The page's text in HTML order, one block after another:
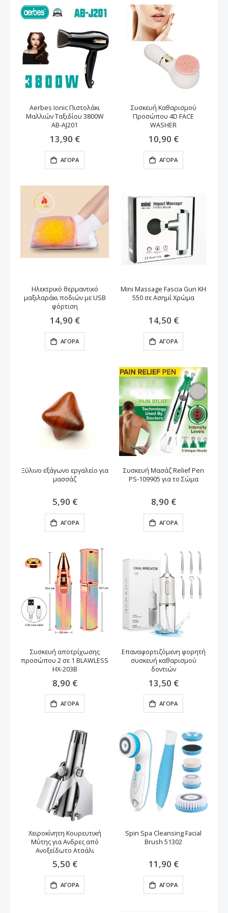
Aerbes Ionic Πιστολάκι
Μαλλιών Ταξιδίου 3800W
AB-AJ201
13,90 €
ΑΓΟΡΆ
Συσκευή Καθαρισμού
Προσώπου 4D FACE
WASHER
10,90 €
ΑΓΟΡΆ
Ηλεκτρικό θερμαντικό
μαξιλαράκι ποδιών με USB
φόρτιση
14,90 €
ΑΓΟΡΆ
Mini Massage Fascia Gun KH
550 σε Ασημί Χρώμα
14,50 €
ΑΓΟΡΆ
Ξύλινο εξάγωνο εργαλείο για
μασσάζ
5,90 €
ΑΓΟΡΆ
Συσκευή Μασάζ Relief Pen
PS-109905 για το Σώμα
8,90 €
ΑΓΟΡΆ
Συσκευή αποτρίχωσης
προσώπου 2 σε 1 BLAWLESS
HX-203B
8,90 €
ΑΓΟΡΆ
Επαναφορτιζόμενη φορητή
συσκευή καθαρισμού
δοντιών
13,50 €
ΑΓΟΡΆ
Χειροκίνητη Κουρευτική
Μύτης για Ανδρες από
Ανοξείδωτο Ατσάλι
5,50 €
ΑΓΟΡΆ
Spin Spa Cleansing Facial
Brush 51302
11,90 €
ΑΓΟΡΆ